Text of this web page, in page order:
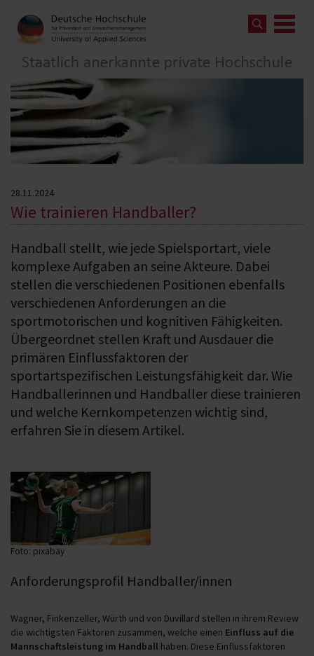
28.11.2024
Wie trainieren Handballer?
Handball stellt, wie jede Spielsportart, viele
komplexe Aufgaben an seine Akteure. Dabei
stellen die verschiedenen Positionen ebenfalls
verschiedenen Anforderungen an die
sportmotorischen und kognitiven Fähigkeiten.
Übergeordnet stellen Kraft und Ausdauer die
primären Einflussfaktoren der
sportartspezifischen Leistungsfähigkeit dar. Wie
Handballerinnen und Handballer diese trainieren
und welche Kernkompetenzen wichtig sind,
erfahren Sie in diesem Artikel.
Foto: pixabay
Anforderungsprofil Handballer/innen
Wagner, Finkenzeller, Würth und von Duvillard stellen in ihrem Review
die wichtigsten Faktoren zusammen, welche einen Einfluss auf die
Mannschaftsleistung im Handball haben. Diese Einflussfaktoren